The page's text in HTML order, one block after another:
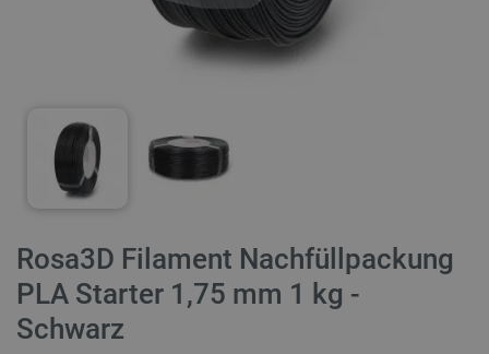
Rosa3D Filament Nachfüllpackung
PLA Starter 1,75 mm 1 kg -
Schwarz